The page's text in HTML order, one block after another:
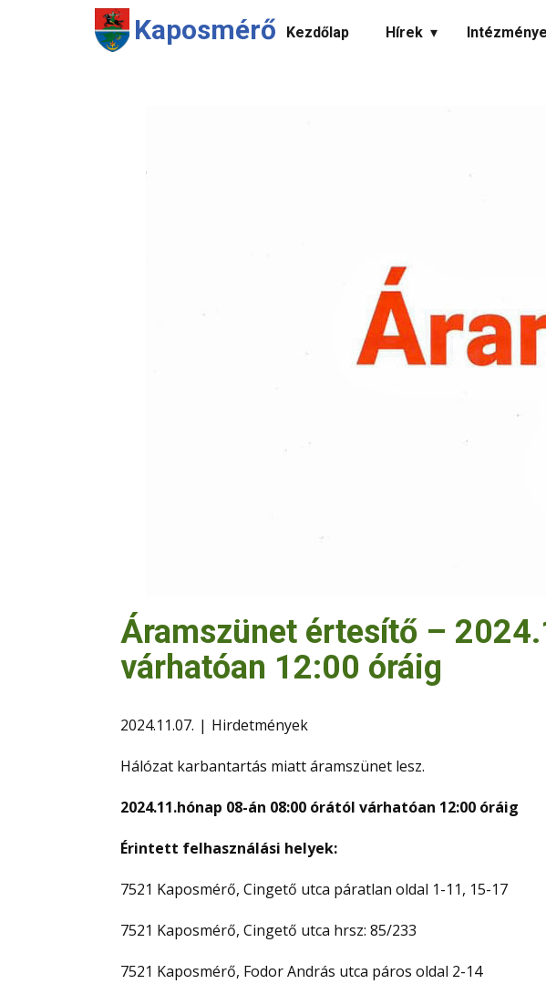
Kaposmérő Kezdőlap Hírek
Áramszünet értesítő –
várhatóan 12:00 óráig
2024.11.07. Hirdetmények
Hálózat karbantartás miatt áramszünet lesz.
2024.11.hónap 08-án 08:00 órától várhatóan 12:00 óráig
Érintett felhasználási helyek:
7521 Kaposmérő, Cingető utca páratlan oldal 1-11, 15-17
7521 Kaposmérő, Cingető utca hrsz: 85/233
7521 Kaposmérő, Fodor András utca páros oldal 2-14